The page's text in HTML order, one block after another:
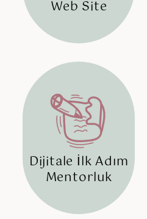
Web Site
Dijitale İlk Adım
Mentorluk